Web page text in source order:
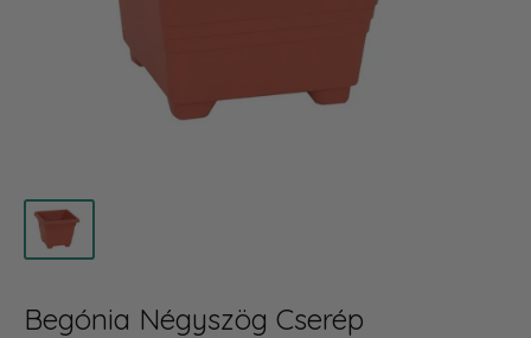
Begónia Négyszög Cserép